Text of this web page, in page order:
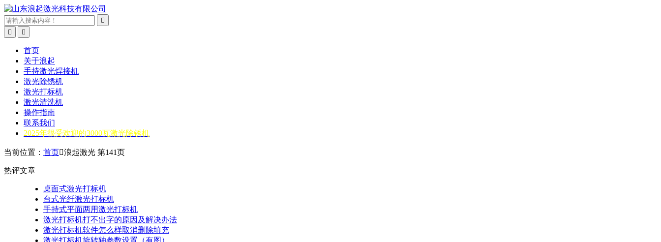



首页
关于浪起
手持激光焊接机
激光除锈机
激光打标机
激光清洗机
操作指南
联系我们
2025年很受欢迎的3000瓦激光除锈机
当前位置： 首页浪起激光 第141页
热评文章
桌面式激光打标机
台式光纤激光打标机
手持式平面两用激光打标机
激光打标机打不出字的原因及解决办法
激光打标机软件怎么样取消删除填充
激光打标机旋转轴参数设置（有图）